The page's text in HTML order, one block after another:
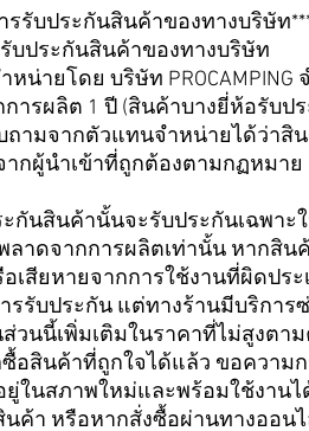
รรับประกันสินค้าของทางบริษัท
รับประกันสินค้าของทางบริษัท
น่ายโดย บริษัท PROCAMPING
รผลิต 1 ปี (สินค้าบางยี่ห้อรับปร
ถามจากตัวแทนจำหน่ายได้ว่าสิ
ากผู้นำเข้าที่ถูกต้องตามกฏหมาย
ะกันสินค้านั้นจะรับประกันเฉพาะ
ลาดจากการผลิตเท่านั้น หากสิน
เสียหายจากการใช้งานที่ผิดประ
ารรับประกัน แต่ทางร้านมีบริการ
วนนี้เพิ่มเติมในราคาที่ไม่สูงตา
ซื้อสินค้าที่ถูกใจได้แล้ว ขอความ
ยู่ในสภาพใหม่และพร้อมใช้งาน
นค้า หรือหากสั่งซื้อผ่านทางออน